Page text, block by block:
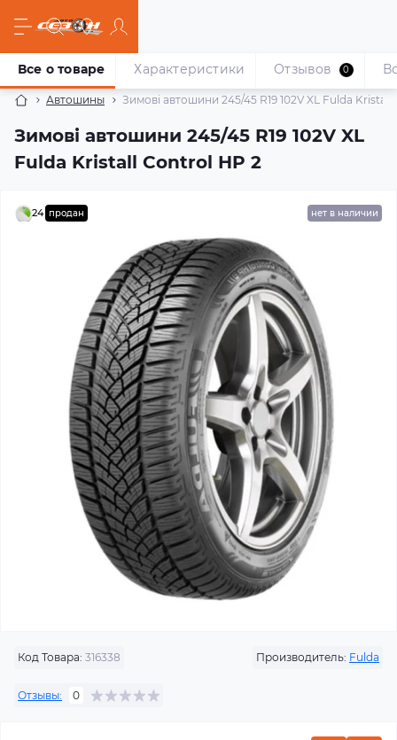
Автошины Зимові автошини 245/45 R19 102V XL Fulda
Зимові автошини 245/45 R19 102V XL
Fulda Kristall Control HP 2
Все о товаре Характеристики Отзывов 0
24 продан нет в наличии
Код Товара: 316338 Производитель: Fulda
Отзывы: 0